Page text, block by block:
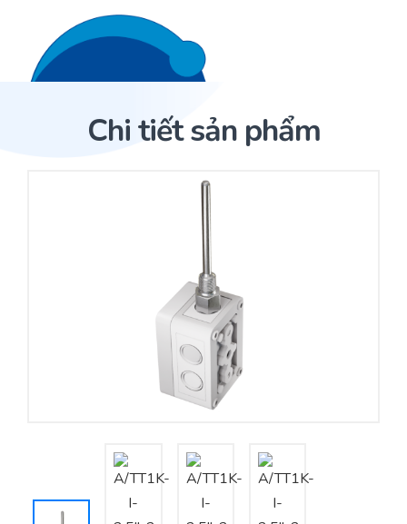
Trang Chủ
Nhà phân phối cảm biến
Nhà sản xuất thiết bị điều khiển
Cung cấp giải pháp quản lý cho toà nhà (BMS)
Tư vấn – Thiết kế – Cung cấp thiết bị HVAC
Tư vấn thiết kế, thi công tủ điều khiển
Chi tiết sản phẩm
Sản phẩm